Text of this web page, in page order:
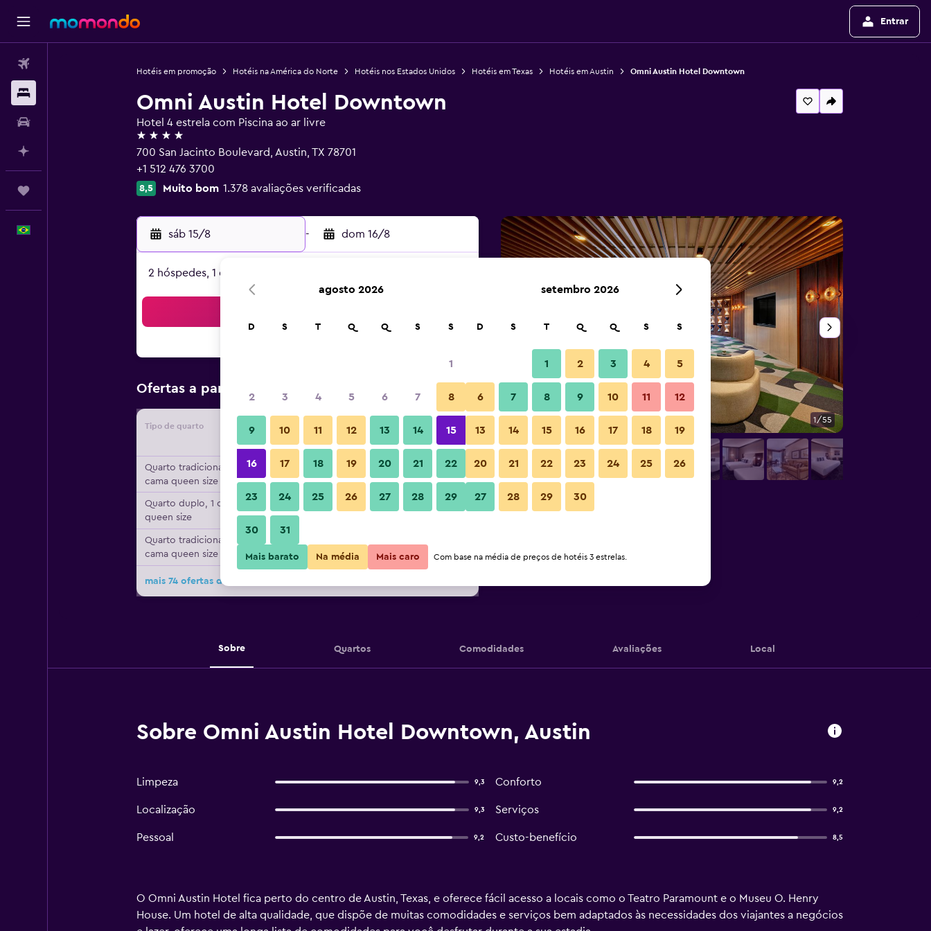
Entrar
Hotéis em promoção Hotéis na América do Norte Hotéis nos Estados Unidos Hotéis em Texas Hotéis em Austin Omni Austin Hotel Downtown
Omni Austin Hotel Downtown
Hotel 4 estrela com Piscina ao ar livre
4 estrelas
700 San Jacinto Boulevard, Austin, TX 78701
+1 512 476 3700
8,5 Muito bom 1.378 avaliações verificadas
sáb 15/8 - dom 16/8
2 hóspedes, 1 quarto
Ofertas a partir de preço por noite mais barato(a)
Tipo de quarto Fornecedor
Total por
Quarto tradicional, 1
cama queen size
R$ 882 Ver oferta
Quarto duplo, 1 cama
queen size
R$ 904 Ver oferta
Quarto tradicional, 1
cama queen size
R$ 909 Ver oferta
mais 74 ofertas do hotel Omni Austin Hotel Downtown
Lounge 1/55
Omni Austin Hotel Downtown: Fotos
Sobre Quartos Comodidades Avaliações Local
Sobre Omni Austin Hotel Downtown, Austin
Limpeza 9,3 Conforto 9,2
Localização 9,3 Serviços 9,2
Pessoal 9,2 Custo-benefício 8,5
O Omni Austin Hotel fica perto do centro de Austin, Texas, e oferece fácil acesso a locais como o Teatro Paramount e o Museu O. Henry
House. Um hotel de alta qualidade, que dispõe de muitas comodidades e serviços bem adaptados às necessidades dos viajantes a negócios
agosto 2026
D S T Q Q S S
1
2 3 4 5 6 7 8
9 10 11 12 13 14 15
16 17 18 19 20 21 22
23 24 25 26 27 28 29
30 31
setembro 2026
D S T Q Q S S
1 2 3 4 5
6 7 8 9 10 11 12
13 14 15 16 17 18 19
20 21 22 23 24 25 26
27 28 29 30
Mais barato Na média Mais caro Com base na média de preços de hotéis 3 estrelas.